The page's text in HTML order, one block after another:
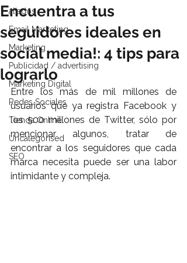
aliados
Email Marketing
Marketing
Publicidad / advertising
Marketing Digital
Redes Sociales
Tienda Online
Uncategorised
SEO
Encuentra a tus
seguidores ideales en
social media!: 4 tips para
lograrlo
Entre los más de mil millones de
usuarios que ya registra Facebook y
los 500 millones de Twitter, sólo por
mencionar algunos, tratar de
encontrar a los seguidores que cada
marca necesita puede ser una labor
intimidante y compleja.